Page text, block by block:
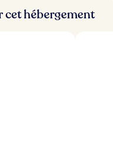
cet hébergement